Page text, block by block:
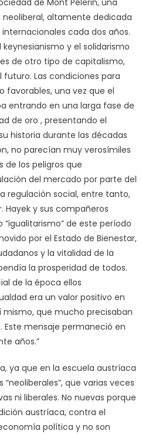
altamente dedicada
cada dos años.
y el solidarismo
de otro tipo de capitalismo,
futuro. Las condiciones para
favorables, una vez que el
entrando en una larga fase de
de oro , presentando el
historia durante las décadas
no parecían muy verosímiles
de los peligros que
del mercado por parte del
regulación social, entre tanto,
Hayek y sus compañeros
de este período
por el Estado de Bienestar,
y la vitalidad de la
la prosperidad de todos.
de la época ellos
era un valor positivo en
mismo, que mucho precisaban
Este mensaje permaneció en
años.”
ya que en la escuela austríaca
que varias veces
ni liberales. No nuevas porque
austríaca, contra el
política y no son